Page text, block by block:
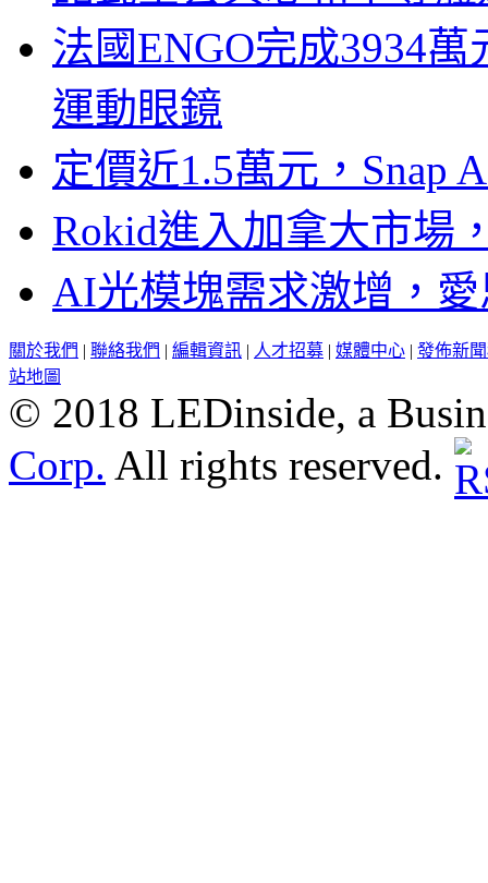
法國ENGO完成3934
運動眼鏡
定價近1.5萬元，Snap
Rokid進入加拿大市場
AI光模塊需求激增，
關於我們 | 聯絡我們 | 編輯資訊 | 人才招募 | 媒體中心 | 發佈新
站地圖
© 2018 LEDinside, a
Corp. All rights reserved.